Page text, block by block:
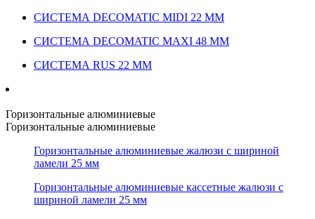
СИСТЕМА DECOMATIC MIDI 22 ММ
СИСТЕМА DECOMATIC MAXI 48 ММ
СИСТЕМА RUS 22 ММ
Горизонтальные алюминиевые
Горизонтальные алюминиевые
Горизонтальные алюминиевые жалюзи с шириной
ламели 25 мм
Горизонтальные алюминиевые кассетные жалюзи с
шириной ламели 25 мм